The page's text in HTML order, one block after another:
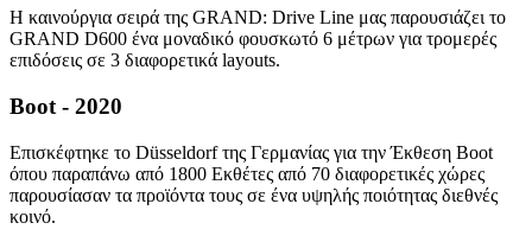
Η καινούργια σειρά της GRAND: Drive Line μας παρουσιάζει το
GRAND D600 ένα μοναδικό φουσκωτό 6 μέτρων για τρομερές
επιδόσεις σε 3 διαφορετικά layouts.
Boot - 2020
Eπισκέφτηκε το Düsseldorf της Γερμανίας για την Έκθεση Boot
όπου παραπάνω από 1800 Εκθέτες από 70 διαφορετικές χώρες
παρουσίασαν τα προϊόντα τους σε ένα υψηλής ποιότητας διεθνές
κοινό.